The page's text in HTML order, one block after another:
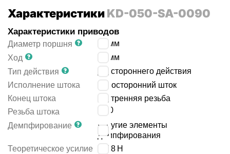
ХарактеристикиKD-050-SA-0090
Характеристики приводов
Диаметр поршня
мм
Ход
мм
Тип действия
двустороннего действия
Исполнение штока
односторонний шток
Конец штока
внутренняя резьба
Резьба штока
M10
Демпфирование
упругие элементы
демпфирования
Теоретическое усилие
1178 Н